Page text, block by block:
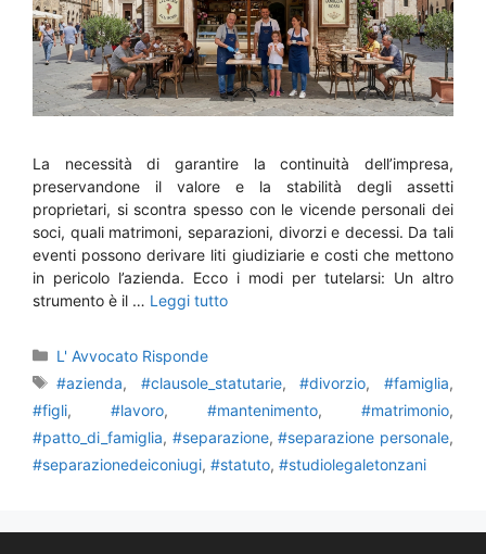
La necessità di garantire la continuità dell’impresa,
preservandone il valore e la stabilità degli assetti
proprietari, si scontra spesso con le vicende personali dei
soci, quali matrimoni, separazioni, divorzi e decessi. Da tali
eventi possono derivare liti giudiziarie e costi che mettono
in pericolo l’azienda. Ecco i modi per tutelarsi: Un altro
strumento è il … Leggi tutto
Categorie
L' Avvocato Risponde
Tag
#azienda, #clausole_statutarie,#divorzio,#famiglia,
#figli, #lavoro, #mantenimento, #matrimonio,
#patto_di_famiglia, #separazione,#separazione personale,
#separazionedeiconiugi, #statuto, #studiolegaletonzani